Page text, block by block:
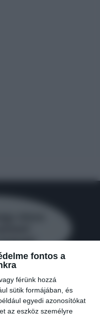
fontos a
férünk hozzá
sütik formájában, és
egyedi azonosítókat
az eszköz személyre